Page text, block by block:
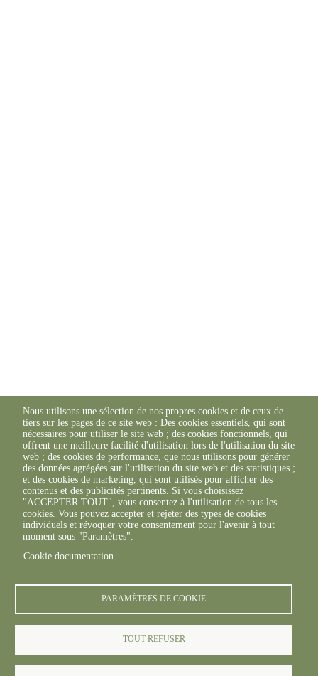
Nous utilisons une sélection de nos propres cookies et de ceux de
tiers sur les pages de ce site web : Des cookies essentiels, qui sont
nécessaires pour utiliser le site web ; des cookies fonctionnels, qui
offrent une meilleure facilité d'utilisation lors de l'utilisation du site
web ; des cookies de performance, que nous utilisons pour générer
des données agrégées sur l'utilisation du site web et des statistiques ;
et des cookies de marketing, qui sont utilisés pour afficher des
contenus et des publicités pertinents. Si vous choisissez
"ACCEPTER TOUT", vous consentez à l'utilisation de tous les
cookies. Vous pouvez accepter et rejeter des types de cookies
individuels et révoquer votre consentement pour l'avenir à tout
moment sous "Paramètres".
Cookie documentation
PARAMÈTRES DE COOKIE
TOUT REFUSER